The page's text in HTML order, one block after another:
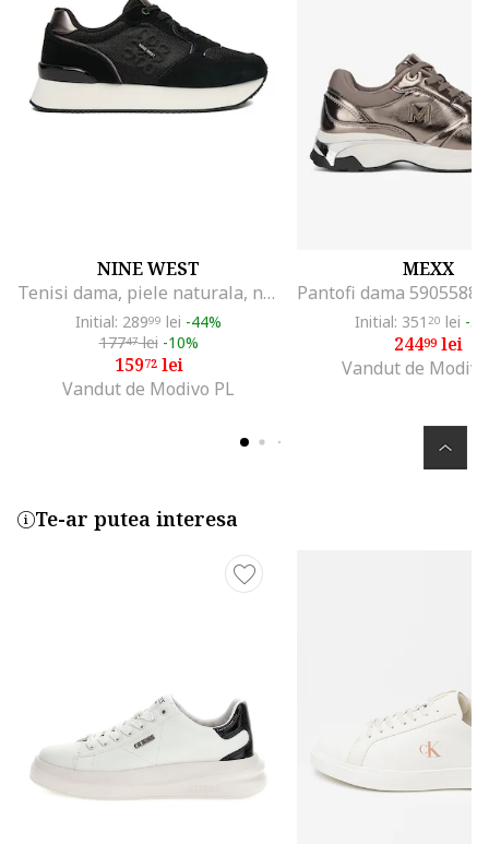
NINE WEST
Tenisi dama, piele naturala, negru
Initial: 28999 lei -44%
17747lei -10%
15972lei
Vandut de Modivo PL
MEXX
Initial: 351 20 lei -
24499lei
Vandut de
Te-ar putea interesa